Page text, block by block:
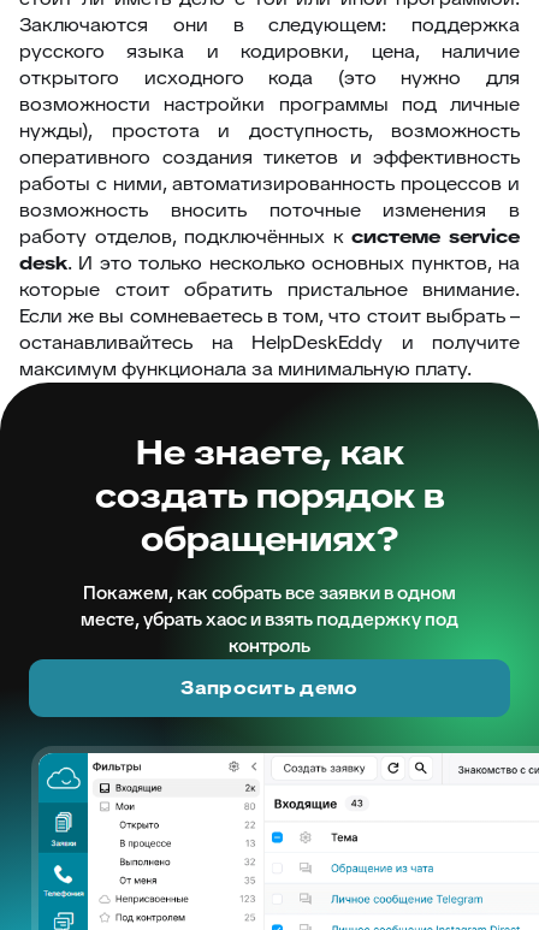
Заключаются они в следующем: поддержка
русского языка и кодировки, цена, наличие
открытого исходного кода (это нужно для
возможности настройки программы под личные
нужды), простота и доступность, возможность
оперативного создания тикетов и эффективность
работы с ними, автоматизированность процессов и
возможность вносить поточные изменения в
работу отделов, подключённых ксистеме service
desk. И это только несколько основных пунктов, на
которые стоит обратить пристальное внимание.
Если же вы сомневаетесь в том, что стоит выбрать –
останавливайтесь на HelpDeskEddy и получите
максимум функционала за минимальную плату.
Не знаете, как
создать порядок в
обращениях?
Покажем, как собрать все заявки в одном
месте, убрать хаос и взять поддержку под
контроль
Запросить демо